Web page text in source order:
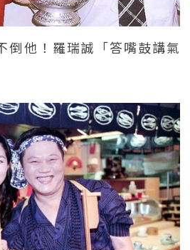
倒他！羅瑞誠「答嘴鼓講氣